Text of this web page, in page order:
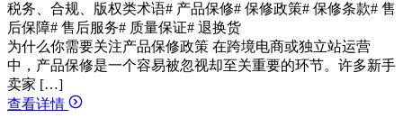
税务、合规、版权类术语# 产品保修# 保修政策# 保修条款# 售
后保障# 售后服务# 质量保证# 退换货
为什么你需要关注产品保修政策 在跨境电商或独立站运营
中，产品保修是一个容易被忽视却至关重要的环节。许多新手
卖家 […]
查看详情